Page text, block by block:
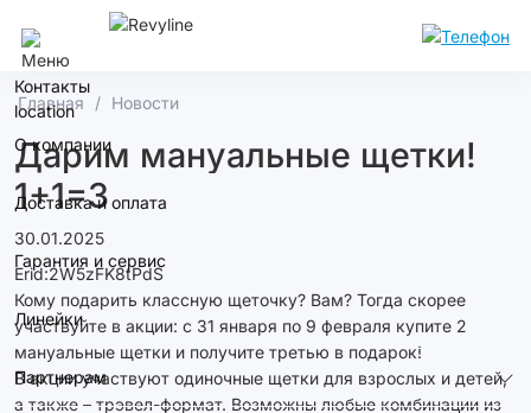
Контакты
О компании
Доставка и оплата
Гарантия и сервис
Линейки
Партнерам
Главная Новости
Дарим мануальные щетки!
1+1=3
30.01.2025
Erid:2W5zFK8tPdS
Кому подарить классную щеточку? Вам? Тогда скорее
участвуйте в акции: с 31 января по 9 февраля купите 2
мануальные щетки и получите третью в подарок!
В акции участвуют одиночные щетки для взрослых и детей,
а также – трэвел-формат. Возможны любые комбинации из